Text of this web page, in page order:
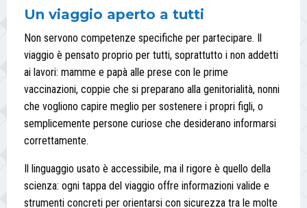
Un viaggio aperto a tutti
Non servono competenze specifiche per partecipare. Il
viaggio è pensato proprio per tutti, soprattutto i non addetti
ai lavori: mamme e papà alle prese con le prime
vaccinazioni, coppie che si preparano alla genitorialità, nonni
che vogliono capire meglio per sostenere i propri figli, o
semplicemente persone curiose che desiderano informarsi
correttamente.
Il linguaggio usato è accessibile, ma il rigore è quello della
scienza: ogni tappa del viaggio offre informazioni valide e
strumenti concreti per orientarsi con sicurezza tra le molte